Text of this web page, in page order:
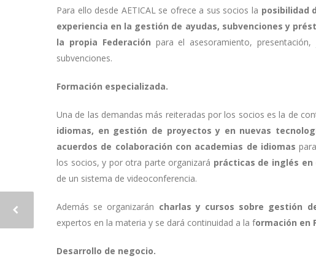
Para ello desde AETICAL se ofrece a sus socios la posibilidad
experiencia en la gestión de ayudas, subvenciones y
la propia Federación para el asesoramiento,
subvenciones.
Formación especializada.
Una de las demandas más reiteradas por los socios es la de
idiomas, en gestión de proyectos y en nuevas
acuerdos de colaboración con academias de idiomas
los socios, y por otra parte organizará prácticas de inglés
de un sistema de videoconferencia.
Además se organizarán charlas y cursos sobre gestión
expertos en la materia y se dará continuidad a la formación en
Desarrollo de negocio.